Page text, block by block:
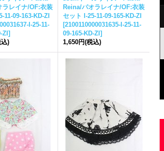
ラレイナ/OF:衣装
11-09-163-KD-ZI
I-25-11-
ZI ]
)
Reina/パオラレイナ/OF:衣装
セット I-25-11-09-165-KD-ZI
[2100110000031635-I-25-11-
09-165-KD-ZI ]
1,650円(税込)